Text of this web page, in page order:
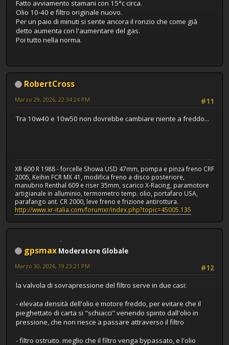
Fatto avviamento stamani con 15°c circa.
Olio 10-40 e filtro originale nuovo.
Per un paio di minuti si sente ancora il ronzio che come già
detto aumenta con l'aumentare del gas.
Poi tutto nella norma.
RobertCross
#11
Marzo 29, 2026, 22:34:24 PM
Tra 10w40 e 10w50 non dovrebbe cambiare niente a freddo...
XR 600 R 1988 - forcelle Showa USD 47mm, pompa e pinza freno CRF
2005, Keihin FCR MX 41, modifica freno a disco posteriore,
manubrio Renthal 609 e riser 35mm, scarico X-Racing, paramotore
artigianale in alluminio, termometro temp. olio, portafaro USA,
parafango ant. CR 2000, leve freno e frizione antirottura.
http://www.xr-italia.com/forumxr/index.php?topic=45005.135
gpsmax Moderatore Globale
#12
Marzo 30, 2026, 19:23:21 PM
la valvola di sovrapressione del filtro serve in due casi:
- elevata densità dell'olio e motore freddo, per evitare che il
pieghettato di carta si "schiacci" venendo spinto dall'olio in
pressione, che non riesce a passare attraverso il filtro
- filtro ostruito. meglio che il filtro venga bypassato, e l'olio